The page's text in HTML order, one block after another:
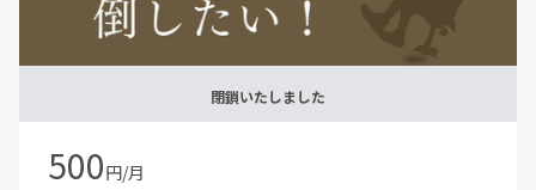
閉鎖いたしました
500円/月